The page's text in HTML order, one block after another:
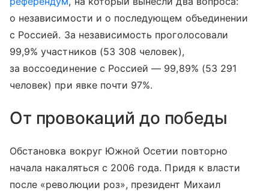
о независимости и о последующем объединении
с Россией. За независимость проголосовали
99,9% участников (53 308 человек),
за воссоединение с Россией — 99,89% (53 291
человек) при явке почти 97%.
От провокаций до победы
Обстановка вокруг Южной Осетии повторно
начала накаляться с 2006 года. Придя к власти
после «революции роз», президент Михаил